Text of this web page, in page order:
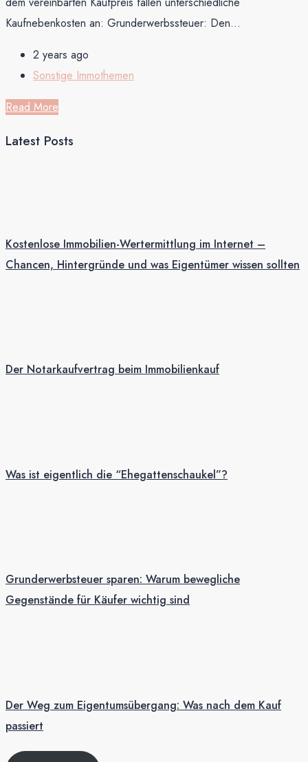
Kaufnebenkosten an: Grunderwerbssteuer: Den...
2 years ago
Sonstige Immothemen
Read More
Latest Posts
Kostenlose Immobilien-Wertermittlung im Internet –
Chancen, Hintergründe und was Eigentümer wissen sollten
Der Notarkaufvertrag beim Immobilienkauf
Was ist eigentlich die “Ehegattenschaukel”?
Grunderwerbsteuer sparen: Warum bewegliche
Gegenstände für Käufer wichtig sind
Der Weg zum Eigentumsübergang: Was nach dem Kauf
passiert